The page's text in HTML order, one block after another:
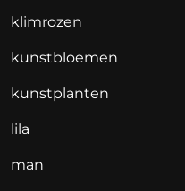
klimrozen
kunstbloemen
kunstplanten
lila
man